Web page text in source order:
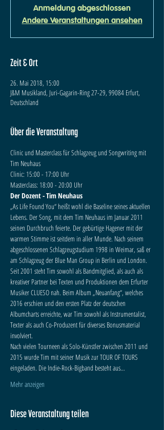
Anmeldung abgeschlossen
Andere Veranstaltungen ansehen
Zeit & Ort
26. Mai 2018, 15:00
J&M Musikland, Juri-Gagarin-Ring 27-29, 99084 Erfurt,
Deutschland
Über die Veranstaltung
Clinic und Masterclass für Schlagzeug und Songwriting mit
Tim Neuhaus
Clinic: 15:00 - 17:00 Uhr
Masterclass: 18:00 - 20:00 Uhr
Der Dozent - Tim Neuhaus
„As Life Found You“ heißt wohl die Baseline seines aktuellen
Lebens. Der Song, mit dem Tim Neuhaus im Januar 2011
seinen Durchbruch feierte. Der gebürtige Hagener mit der
warmen Stimme ist seitdem in aller Munde. Nach seinem
abgeschlossenen Schlagzeugstudium 1998 in Weimar, saß er
am Schlagzeug der Blue Man Group in Berlin und London.
Seit 2001 steht Tim sowohl als Bandmitglied, als auch als
kreativer Partner bei Texten und Produktionen dem Erfurter
Musiker CLUESO nah. Beim Album „Neuanfang“, welches
2016 erschien und den ersten Platz der deutschen
Albumcharts erreichte, war Tim sowohl als Instrumentalist,
Texter als auch Co-Produzent für diverses Bonusmaterial
involviert.
Nach vielen Tourneen als Solo-Künstler zwischen 2011 und
2015 wurde Tim mit seiner Musik zur TOUR OF TOURS
eingeladen. Die Indie-Rock-Bigband besteht aus…
Mehr anzeigen
Diese Veranstaltung teilen